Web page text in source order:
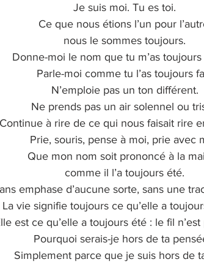
Je suis moi. Tu es toi.
Ce que nous étions l’un pour
nous le sommes toujours.
Donne-moi le nom que tu m’as
Parle-moi comme tu l’as toujours
N’emploie pas un ton différent.
Ne prends pas un air solennel ou
à rire de ce qui nous faisait rire
Prie, souris, pense à moi, prie avec
Que mon nom soit prononcé à la
comme il l’a toujours été.
emphase d’aucune sorte, sans une
La vie signifie toujours ce qu’elle a
est ce qu’elle a toujours été : le fil n’est
Pourquoi serais-je hors de ta
Simplement parce que je suis hors de